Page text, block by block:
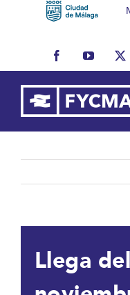
FacebookYouTubeX
Llega